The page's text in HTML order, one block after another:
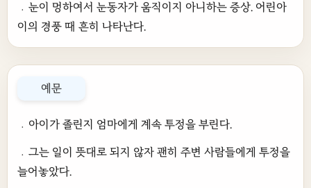
﹒눈이 멍하여서 눈동자가 움직이지 아니하는 증상. 어린아
이의 경풍 때 흔히 나타난다.
예문
﹒아이가 졸린지 엄마에게 계속 투정을 부린다.
﹒그는 일이 뜻대로 되지 않자 괜히 주변 사람들에게 투정을
늘어놓았다.